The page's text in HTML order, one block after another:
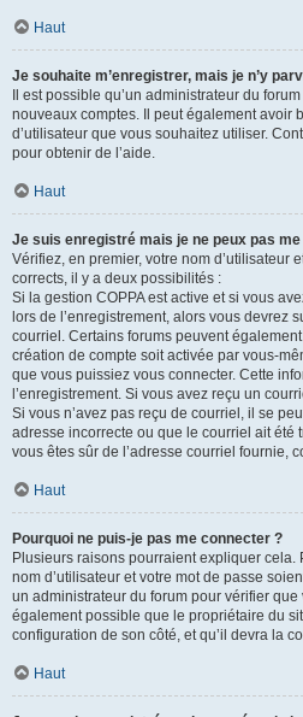
Haut
Je souhaite m’enregistrer, mais je n’y
Il est possible qu’un administrateur du
nouveaux comptes. Il peut également avoir
d’utilisateur que vous souhaitez utiliser.
pour obtenir de l’aide.
Haut
Je suis enregistré mais je ne peux pas
Vérifiez, en premier, votre nom d’utilisateur
corrects, il y a deux possibilités :
Si la gestion COPPA est active et si vous
lors de l’enregistrement, alors vous devrez
courriel. Certains forums peuvent
création de compte soit activée par vous-
que vous puissiez vous connecter. Cette
l’enregistrement. Si vous avez reçu un
Si vous n’avez pas reçu de courriel, il se
adresse incorrecte ou que le courriel ait été
vous êtes sûr de l’adresse courriel fournie,
Haut
Pourquoi ne puis-je pas me connecter ?
Plusieurs raisons pourraient expliquer cela.
nom d’utilisateur et votre mot de passe
un administrateur du forum pour vérifier que
également possible que le propriétaire du
configuration de son côté, et qu’il devra la
Haut